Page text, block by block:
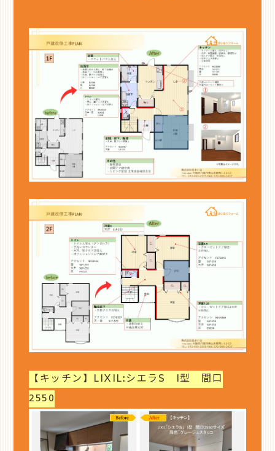
【キッチン】LIXIL:シエラS I型 間口
2550